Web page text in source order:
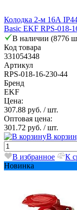
Колодка 2-м 16А
Basic EKF RPS-018-
В наличии (8776
Код товара
331054348
Артикул
RPS-018-16-230-44
Бренд
EKF
Цена:
307.88 руб. / шт.
Оптовая цена:
301.72 руб. / шт.
В
В избранное
К
Новинка